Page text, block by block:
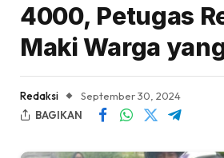
4000, Petugas
Maki Warga
Redaksi
September 30, 2024
BAGIKAN